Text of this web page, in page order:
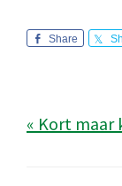
Share
« Kort maar